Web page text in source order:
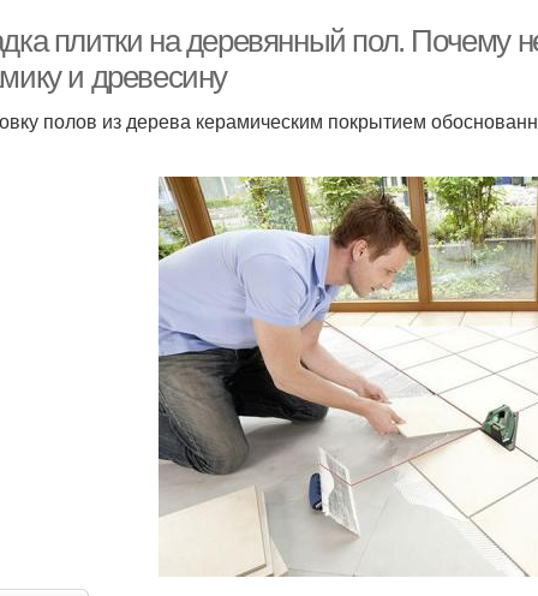
плитки на деревянный пол. Почему
и древесину
полов из дерева керамическим покрытием